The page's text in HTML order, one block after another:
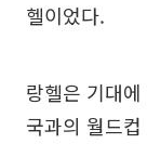
헬이었다.
랑헬은 기대
국과의 월드